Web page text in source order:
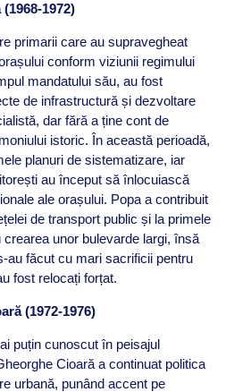
1972)
primarii care au supravegheat
conform viziunii regimului
mandatului său, au fost
de infrastructură și dezvoltare
dar fără a ține cont de
istoric. În această perioadă,
planuri de sistematizare, iar
au început să înlocuiască
ale orașului. Popa a contribuit
de transport public și la primele
crearea unor bulevarde largi, însă
au făcut cu mari sacrificii pentru
fost relocați forțat.
(1972-1976)
puțin cunoscut în peisajul
Cioară a continuat politica
urbană, punând accent pe